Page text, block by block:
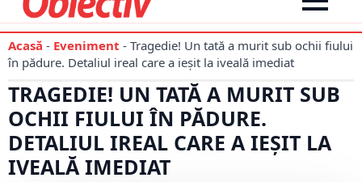
Acasă - Eveniment - Tragedie! Un tată a murit sub ochii fiului
în pădure. Detaliul ireal care a ieșit la iveală imediat
TRAGEDIE! UN TATĂ A MURIT SUB
OCHII FIULUI ÎN PĂDURE.
DETALIUL IREAL CARE A IEȘIT LA
IVEALĂ IMEDIAT